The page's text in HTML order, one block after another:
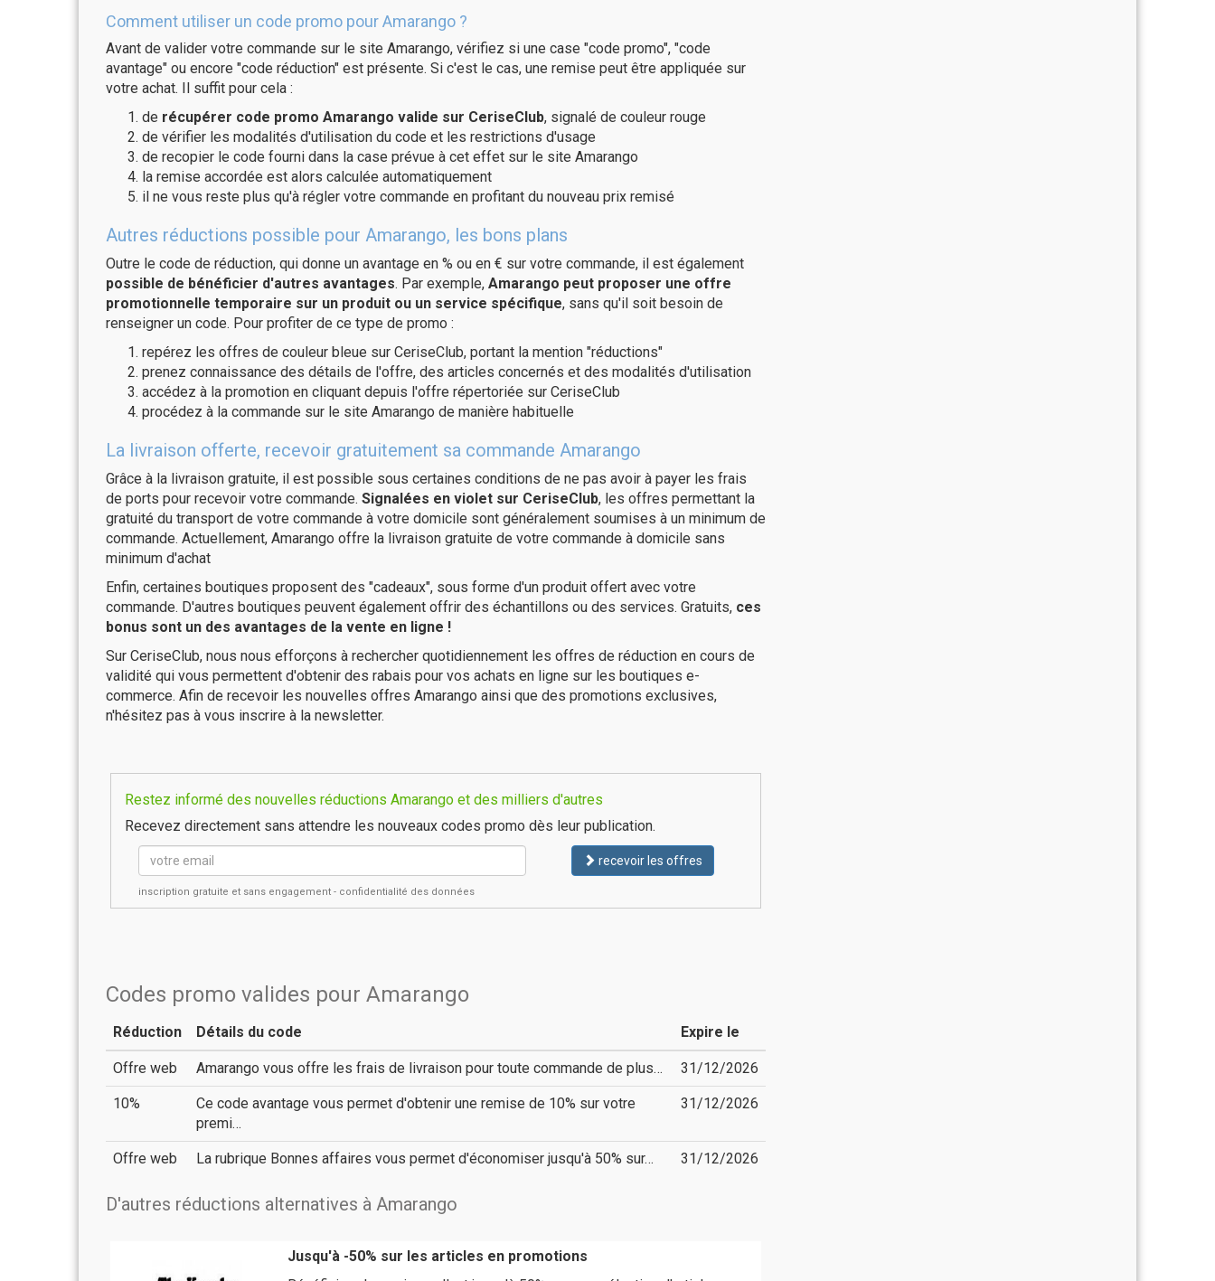
Comment utiliser un code promo pour Amarango ?
Avant de valider votre commande sur le site Amarango, vérifiez si une case "code promo", "code
avantage" ou encore "code réduction" est présente. Si c'est le cas, une remise peut être appliquée sur
votre achat. Il suffit pour cela :
de récupérer code promo Amarango valide sur CeriseClub, signalé de couleur rouge
de vérifier les modalités d'utilisation du code et les restrictions d'usage
de recopier le code fourni dans la case prévue à cet effet sur le site Amarango
la remise accordée est alors calculée automatiquement
il ne vous reste plus qu'à régler votre commande en profitant du nouveau prix remisé
Autres réductions possible pour Amarango, les bons plans
Outre le code de réduction, qui donne un avantage en % ou en € sur votre commande, il est également
possible de bénéficier d'autres avantages. Par exemple, Amarango peut proposer une offre
promotionnelle temporaire sur un produit ou un service spécifique, sans qu'il soit besoin de
renseigner un code. Pour profiter de ce type de promo :
repérez les offres de couleur bleue sur CeriseClub, portant la mention "réductions"
prenez connaissance des détails de l'offre, des articles concernés et des modalités d'utilisation
accédez à la promotion en cliquant depuis l'offre répertoriée sur CeriseClub
procédez à la commande sur le site Amarango de manière habituelle
La livraison offerte, recevoir gratuitement sa commande Amarango
Grâce à la livraison gratuite, il est possible sous certaines conditions de ne pas avoir à payer les frais
de ports pour recevoir votre commande. Signalées en violet sur CeriseClub, les offres permettant la
gratuité du transport de votre commande à votre domicile sont généralement soumises à un minimum de
commande. Actuellement, Amarango offre la livraison gratuite de votre commande à domicile sans
minimum d'achat
Enfin, certaines boutiques proposent des "cadeaux", sous forme d'un produit offert avec votre
commande. D'autres boutiques peuvent également offrir des échantillons ou des services. Gratuits, ces
bonus sont un des avantages de la vente en ligne !
Sur CeriseClub, nous nous efforçons à rechercher quotidiennement les offres de réduction en cours de
validité qui vous permettent d'obtenir des rabais pour vos achats en ligne sur les boutiques e-
commerce. Afin de recevoir les nouvelles offres Amarango ainsi que des promotions exclusives,
n'hésitez pas à vous inscrire à la newsletter.
Restez informé des nouvelles réductions Amarango et des milliers d'autres
Recevez directement sans attendre les nouveaux codes promo dès leur publication.
recevoir les offres
inscription gratuite et sans engagement - confidentialité des données
Codes promo valides pour Amarango
Réduction Détails du code Expire le
Offre web Amarango vous offre les frais de livraison pour toute commande de plus… 31/12/2026
10%
Ce code avantage vous permet d'obtenir une remise de 10% sur votre
premi…
31/12/2026
Offre web La rubrique Bonnes affaires vous permet d'économiser jusqu'à 50% sur… 31/12/2026
D'autres réductions alternatives à Amarango
Jusqu'à -50% sur les articles en promotions